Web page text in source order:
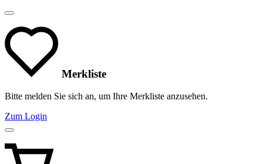
Merkliste
Bitte melden Sie sich an, um Ihre Merkliste anzusehen.
Zum Login